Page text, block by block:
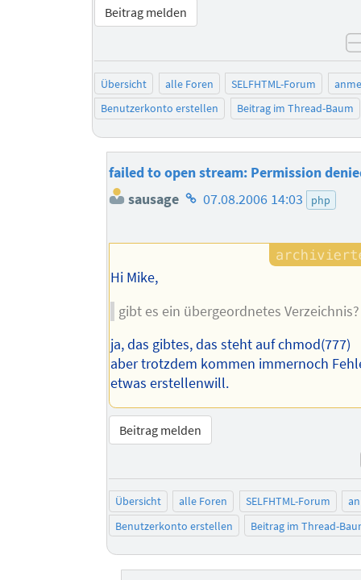
Beitrag melden
Übersicht alle Foren SELFHTML-Forum
Benutzerkonto erstellen
Beitrag im Thread-Baum
failed to open stream: Permission
sausage Homepage
Autors
07.08.2006 14:03 php
Hi Mike,
gibt es ein übergeordnetes Verzeichnis?
ja, das gibtes, das steht auf chmod(777)
aber trotzdem kommen immernoch
etwas erstellenwill.
Beitrag melden
Übersicht alle Foren SELFHTML-Forum
Benutzerkonto erstellen
Beitrag im Thread-